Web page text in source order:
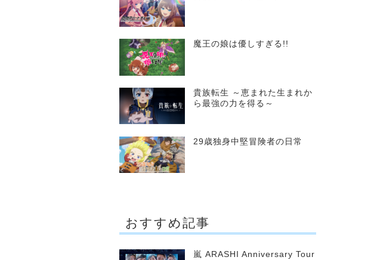
魔王の娘は優しすぎる!!
貴族転生 ～恵まれた生まれか
ら最強の力を得る～
29歳独身中堅冒険者の日常
おすすめ記事
嵐 ARASHI Anniversary Tour